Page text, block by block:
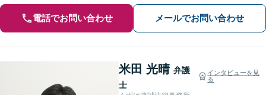
電話でお問い合わせ メールでお問い合わせ
米田 光晴 弁護
士
インタビューを見
る